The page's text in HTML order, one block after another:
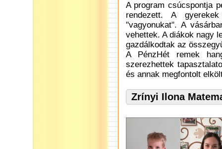
A program csúcspontja
rendezett. A
"vagyonukat". A
vehettek. A diákok nagy
gazdálkodtak az
A PénzHét remek
szerezhettek
és annak megfontolt
Zrínyi Ilona